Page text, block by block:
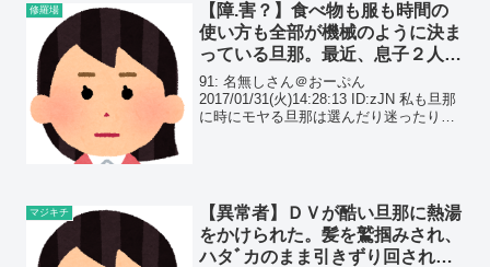
修羅場
【障.害？】食べ物も服も時間の
使い方も全部が機械のように決ま
っている旦那。最近、息子２人も
旦那に似てきてしまい…
91: 名無しさん＠おーぷん
2017/01/31(火)14:28:13 ID:zJN 私も旦那
に時にモヤる旦那は選んだり迷ったりが
マジキチ
【異常者】ＤＶが酷い旦那に熱湯
をかけられた。髪を鷲掴みされ、
ハタﾞカのまま引きずり回され